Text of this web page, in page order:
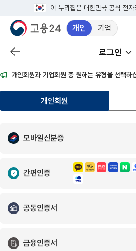
이 누리집은 대한민국 공식 전
개인 기업
이전 페이지로 이동 로그인
개인회원과 기업회원 중 원하는 유형을 선택하
개인회원
모바일신분증
간편인증
공동인증서
금융인증서